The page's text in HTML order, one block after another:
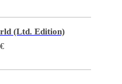
(Ltd. Edition)
€